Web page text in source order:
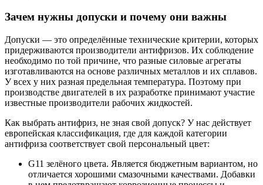
Зачем нужны допуски и почему они важны
Допуски — это определённые технические критерии, которых
придерживаются производители антифризов. Их соблюдение
необходимо по той причине, что разные силовые агрегаты
изготавливаются на основе различных металлов и их сплавов.
У всех у них разная предельная температура. Поэтому при
производстве двигателей в их разработке принимают участие
известные производители рабочих жидкостей.
Как выбрать антифриз, не зная свой допуск? У нас действует
европейская классификация, где для каждой категории
антифриза соответствует свой персональный цвет:
G11 зелёного цвета. Является бюджетным вариантом, но
отличается хорошими смазочными качествами. Добавки